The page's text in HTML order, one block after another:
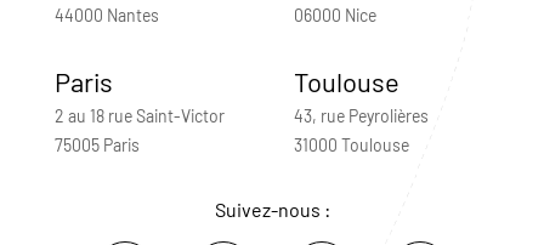
44000 Nantes
06000 Nice
Paris
2 au 18 rue Saint-Victor
75005 Paris
Toulouse
43, rue Peyrolières
31000 Toulouse
Suivez-nous :